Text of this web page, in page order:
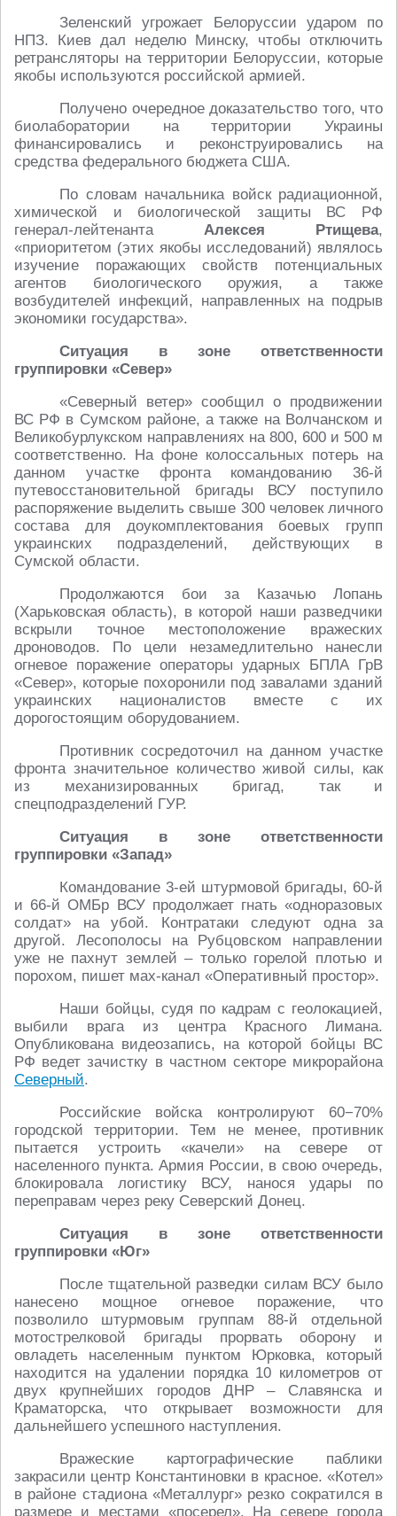
Зеленский угрожает Белоруссии ударом по
НПЗ. Киев дал неделю Минску, чтобы отключить
ретрансляторы на территории Белоруссии, которые
якобы используются российской армией.
Получено очередное доказательство того, что
биолаборатории на территории Украины
финансировались и реконструировались на
средства федерального бюджета США.
По словам начальника войск радиационной,
химической и биологической защиты ВС РФ
генерал-лейтенанта Алексея Ртищева,
«приоритетом (этих якобы исследований) являлось
изучение поражающих свойств потенциальных
агентов биологического оружия, а также
возбудителей инфекций, направленных на подрыв
экономики государства».
Ситуация в зоне ответственности
группировки «Север»
«Северный ветер» сообщил о продвижении
ВС РФ в Сумском районе, а также на Волчанском и
Великобурлукском направлениях на 800, 600 и 500 м
соответственно. На фоне колоссальных потерь на
данном участке фронта командованию 36-й
путевосстановительной бригады ВСУ поступило
распоряжение выделить свыше 300 человек личного
состава для доукомплектования боевых групп
украинских подразделений, действующих в
Сумской области.
Продолжаются бои за Казачью Лопань
(Харьковская область), в которой наши разведчики
вскрыли точное местоположение вражеских
дроноводов. По цели незамедлительно нанесли
огневое поражение операторы ударных БПЛА ГрВ
«Север», которые похоронили под завалами зданий
украинских националистов вместе с их
дорогостоящим оборудованием.
Противник сосредоточил на данном участке
фронта значительное количество живой силы, как
из механизированных бригад, так и
спецподразделений ГУР.
Ситуация в зоне ответственности
группировки «Запад»
Командование 3-ей штурмовой бригады, 60-й
и 66-й ОМБр ВСУ продолжает гнать «одноразовых
солдат» на убой. Контратаки следуют одна за
другой. Лесополосы на Рубцовском направлении
уже не пахнут землей – только горелой плотью и
порохом, пишет мах-канал «Оперативный простор».
Наши бойцы, судя по кадрам с геолокацией,
выбили врага из центра Красного Лимана.
Опубликована видеозапись, на которой бойцы ВС
РФ ведет зачистку в частном секторе микрорайона
Северный.
Российские войска контролируют 60−70%
городской территории. Тем не менее, противник
пытается устроить «качели» на севере от
населенного пункта. Армия России, в свою очередь,
блокировала логистику ВСУ, нанося удары по
переправам через реку Северский Донец.
Ситуация в зоне ответственности
группировки «Юг»
После тщательной разведки силам ВСУ было
нанесено мощное огневое поражение, что
позволило штурмовым группам 88-й отдельной
мотострелковой бригады прорвать оборону и
овладеть населенным пунктом Юрковка, который
находится на удалении порядка 10 километров от
двух крупнейших городов ДНР – Славянска и
Краматорска, что открывает возможности для
дальнейшего успешного наступления.
Вражеские картографические паблики
закрасили центр Константиновки в красное. «Котел»
в районе стадиона «Металлург» резко сократился в
размере и местами «посерел». На севере города